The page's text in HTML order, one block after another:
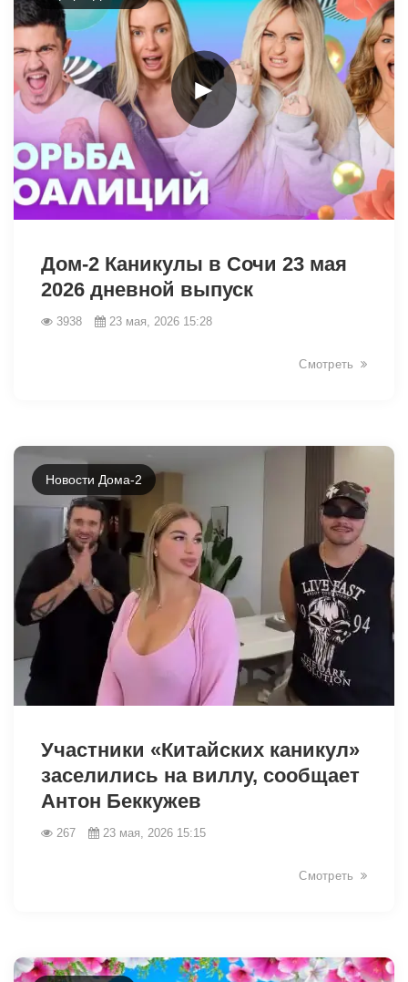
►
Дом-2 Каникулы в Сочи 23 мая
2026 дневной выпуск
3938 23 мая, 2026 15:28
Смотреть
Новости Дома-2
Участники «Китайских каникул»
заселились на виллу, сообщает
Антон Беккужев
267 23 мая, 2026 15:15
Смотреть